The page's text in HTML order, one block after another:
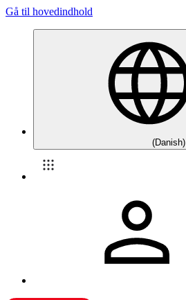
Gå til hovedindhold
(Danish)